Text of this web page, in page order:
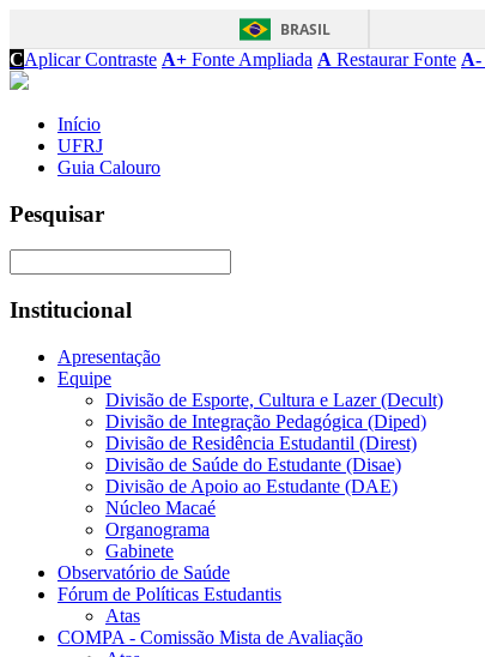
BRASIL
CAplicar Contraste A+ Fonte Ampliada A Restaurar Fonte A-
Início
UFRJ
Guia Calouro
Pesquisar
Institucional
Apresentação
Equipe
Divisão de Esporte, Cultura e Lazer (Decult)
Divisão de Integração Pedagógica (Diped)
Divisão de Residência Estudantil (Direst)
Divisão de Saúde do Estudante (Disae)
Divisão de Apoio ao Estudante (DAE)
Núcleo Macaé
Organograma
Gabinete
Observatório de Saúde
Fórum de Políticas Estudantis
Atas
COMPA - Comissão Mista de Avaliação